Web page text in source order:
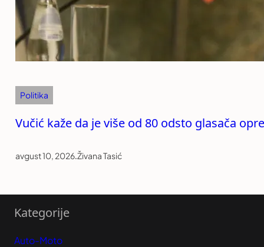
Politika
Vučić kaže da je više od 80 odsto glasača
avgust 10, 2026.Živana Tasić
Kategorije
Auto-Moto